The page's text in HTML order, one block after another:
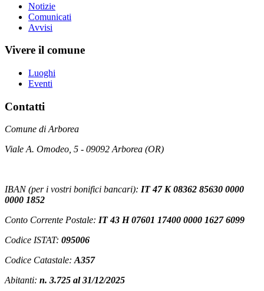
Notizie
Comunicati
Avvisi
Vivere il comune
Luoghi
Eventi
Contatti
Comune di Arborea
Viale A. Omodeo, 5 - 09092 Arborea (OR)
IBAN (per i vostri bonifici bancari): IT 47 K 08362 85630 0000
0000 1852
Conto Corrente Postale: IT 43 H 07601 17400 0000 1627 6099
Codice ISTAT: 095006
Codice Catastale: A357
Abitanti: n. 3.725 al 31/12/2025